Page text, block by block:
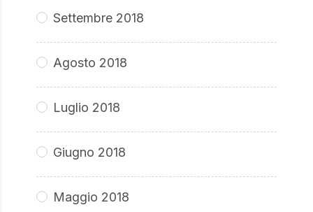
Settembre 2018
Agosto 2018
Luglio 2018
Giugno 2018
Maggio 2018